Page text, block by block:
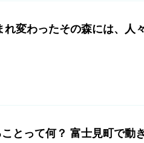
変わったその森には、人
とって何？ 富士見町で動